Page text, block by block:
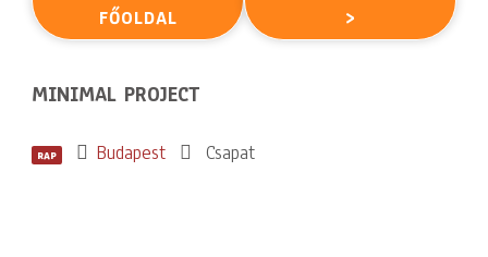
FŐOLDAL
>
MINIMAL PROJECT
RAP Budapest Csapat